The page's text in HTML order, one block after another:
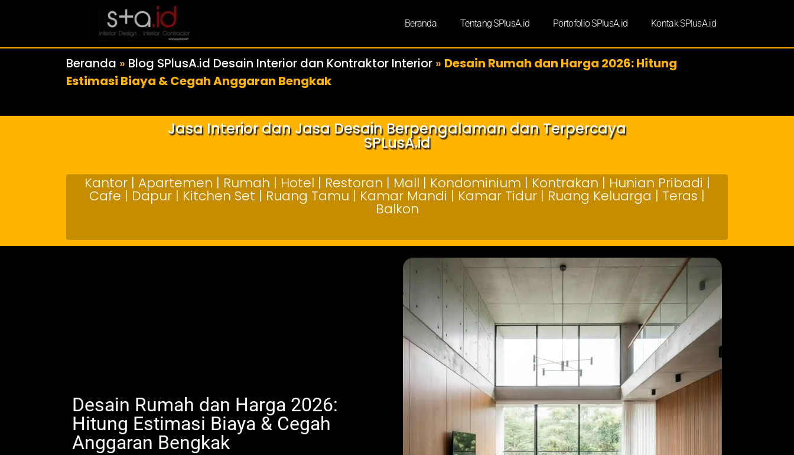
Beranda Tentang SPlusA.id Portofolio SPlusA.id Kontak SPlusA.id
Beranda » Blog SPlusA.id Desain Interior dan Kontraktor Interior » Desain Rumah dan Harga 2026: Hitung
Estimasi Biaya & Cegah Anggaran Bengkak
Jasa Interior dan Jasa Desain Berpengalaman dan Terpercaya
SPLusA.id
Kantor | Apartemen | Rumah | Hotel | Restoran | Mall | Kondominium | Kontrakan | Hunian Pribadi |
Cafe | Dapur | Kitchen Set | Ruang Tamu | Kamar Mandi | Kamar Tidur | Ruang Keluarga | Teras |
Balkon
Desain Rumah dan Harga 2026:
Hitung Estimasi Biaya & Cegah
Anggaran Bengkak